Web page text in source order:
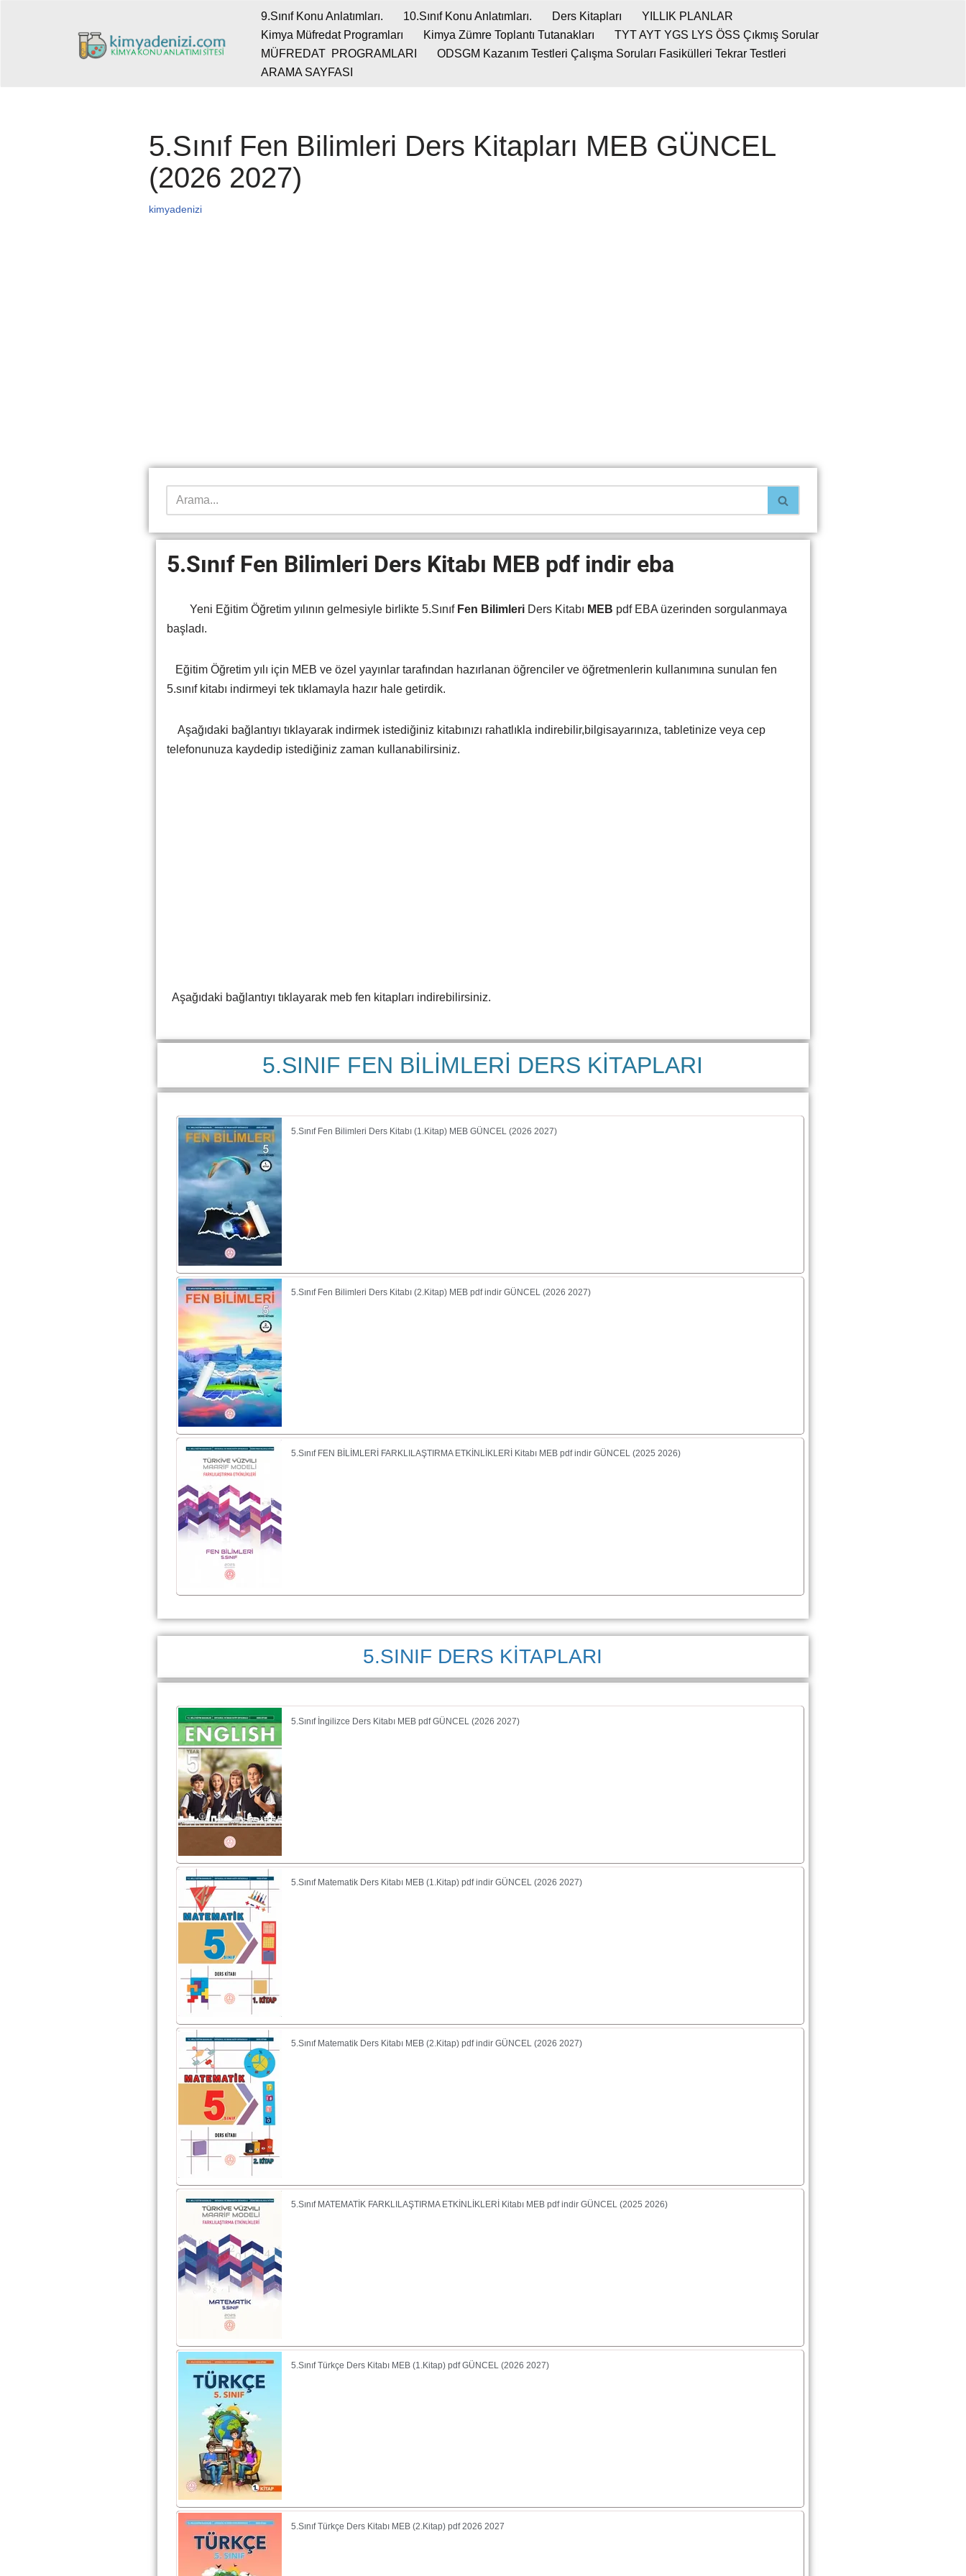
9.Sınıf Konu Anlatımları. 10.Sınıf Konu Anlatımları. Ders Kitapları
YILLIK PLANLAR
Kimya Müfredat Programları
Kimya Zümre Toplantı Tutanakları
TYT AYT YGS LYS ÖSS Çıkmış Sorular
MÜFREDAT PROGRAMLARI
ODSGM Kazanım Testleri Çalışma Soruları Fasikülleri Tekrar Testleri
ARAMA SAYFASI
5.Sınıf Fen Bilimleri Ders Kitapları MEB GÜNCEL
(2026 2027)
kimyadenizi
5.Sınıf Fen Bilimleri Ders Kitabı MEB pdf indir eba
Yeni Eğitim Öğretim yılının gelmesiyle birlikte 5.Sınıf Fen Bilimleri Ders Kitabı MEB pdf EBA üzerinden sorgulanmaya
başladı.
Eğitim Öğretim yılı için MEB ve özel yayınlar tarafından hazırlanan öğrenciler ve öğretmenlerin kullanımına sunulan fen
5.sınıf kitabı indirmeyi tek tıklamayla hazır hale getirdik.
Aşağıdaki bağlantıyı tıklayarak indirmek istediğiniz kitabınızı rahatlıkla indirebilir,bilgisayarınıza, tabletinize veya cep
telefonunuza kaydedip istediğiniz zaman kullanabilirsiniz.
Aşağıdaki bağlantıyı tıklayarak meb fen kitapları indirebilirsiniz.
5.SINIF FEN BİLİMLERİ DERS KİTAPLARI
5.Sınıf Fen Bilimleri Ders Kitabı (1.Kitap) MEB GÜNCEL (2026 2027)
5.Sınıf Fen Bilimleri Ders Kitabı (2.Kitap) MEB pdf indir GÜNCEL (2026 2027)
5.Sınıf FEN BİLİMLERİ FARKLILAŞTIRMA ETKİNLİKLERİ Kitabı MEB pdf indir GÜNCEL (2025 2026)
5.SINIF DERS KİTAPLARI
5.Sınıf İngilizce Ders Kitabı MEB pdf GÜNCEL (2026 2027)
5.Sınıf Matematik Ders Kitabı MEB (1.Kitap) pdf indir GÜNCEL (2026 2027)
5.Sınıf Matematik Ders Kitabı MEB (2.Kitap) pdf indir GÜNCEL (2026 2027)
5.Sınıf MATEMATİK FARKLILAŞTIRMA ETKİNLİKLERİ Kitabı MEB pdf indir GÜNCEL (2025 2026)
5.Sınıf Türkçe Ders Kitabı MEB (1.Kitap) pdf GÜNCEL (2026 2027)
5.Sınıf Türkçe Ders Kitabı MEB (2.Kitap) pdf 2026 2027